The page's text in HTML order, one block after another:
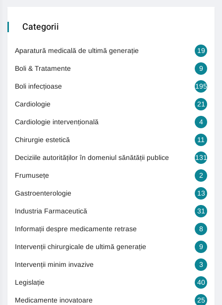
Categorii
Aparatură medicală de ultimă generație 19
Boli & Tratamente 9
Boli infecțioase 195
Cardiologie 21
Cardiologie intervențională 4
Chirurgie estetică 11
Deciziile autorităților în domeniul sănătății publice 131
Frumusețe 2
Gastroenterologie 13
Industria Farmaceutică 31
Informații despre medicamente retrase 8
Intervenții chirurgicale de ultimă generație 9
Intervenții minim invazive 3
Legislație 40
Medicamente inovatoare 25